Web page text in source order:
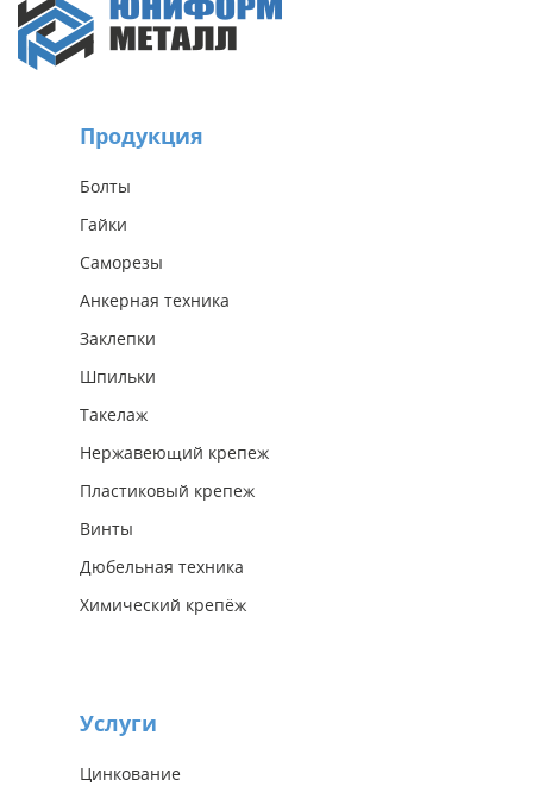
Продукция
Болты
Гайки
Саморезы
Анкерная техника
Заклепки
Шпильки
Такелаж
Нержавеющий крепеж
Пластиковый крепеж
Винты
Дюбельная техника
Химический крепёж
Услуги
Цинкование